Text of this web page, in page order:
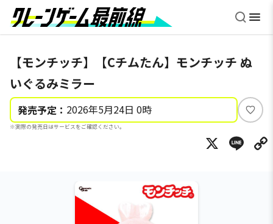
【モンチッチ】【Cチムたん】モンチッチ ぬ
いぐるみミラー
発売予定： 2026年5月24日 0時
※実際の発売日はサービスをご確認ください。
い
ね
X